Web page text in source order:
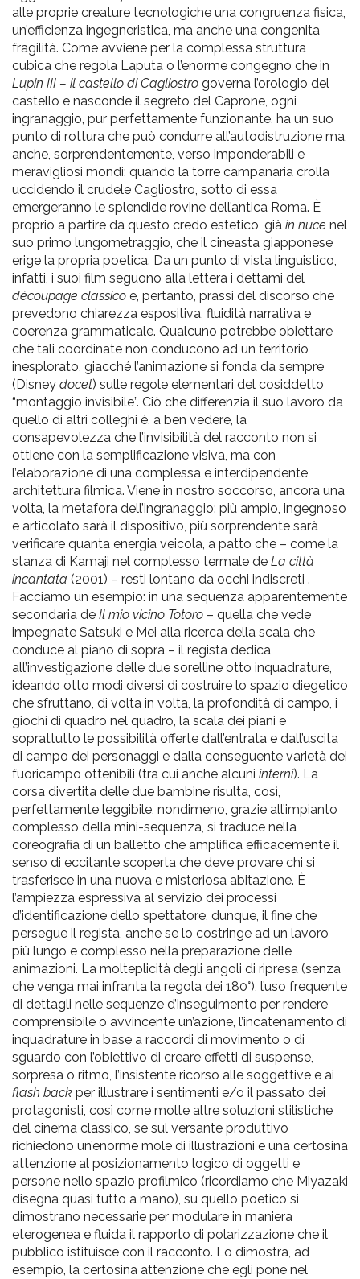
alle proprie creature tecnologiche una congruenza fisica,
un’efficienza ingegneristica, ma anche una congenita
fragilità. Come avviene per la complessa struttura
cubica che regola Laputa o l’enorme congegno che in
Lupin III – il castello di Cagliostro governa l’orologio del
castello e nasconde il segreto del Caprone, ogni
ingranaggio, pur perfettamente funzionante, ha un suo
punto di rottura che può condurre all’autodistruzione ma,
anche, sorprendentemente, verso imponderabili e
meravigliosi mondi: quando la torre campanaria crolla
uccidendo il crudele Cagliostro, sotto di essa
emergeranno le splendide rovine dell’antica Roma. È
proprio a partire da questo credo estetico, già in nuce nel
suo primo lungometraggio, che il cineasta giapponese
erige la propria poetica. Da un punto di vista linguistico,
infatti, i suoi film seguono alla lettera i dettami del
découpage classico e, pertanto, prassi del discorso che
prevedono chiarezza espositiva, fluidità narrativa e
coerenza grammaticale. Qualcuno potrebbe obiettare
che tali coordinate non conducono ad un territorio
inesplorato, giacché l’animazione si fonda da sempre
(Disney docet) sulle regole elementari del cosiddetto
“montaggio invisibile”. Ciò che differenzia il suo lavoro da
quello di altri colleghi è, a ben vedere, la
consapevolezza che l’invisibilità del racconto non si
ottiene con la semplificazione visiva, ma con
l’elaborazione di una complessa e interdipendente
architettura filmica. Viene in nostro soccorso, ancora una
volta, la metafora dell’ingranaggio: più ampio, ingegnoso
e articolato sarà il dispositivo, più sorprendente sarà
verificare quanta energia veicola, a patto che – come la
stanza di Kamaji nel complesso termale de La città
incantata (2001) – resti lontano da occhi indiscreti .
Facciamo un esempio: in una sequenza apparentemente
secondaria de Il mio vicino Totoro – quella che vede
impegnate Satsuki e Mei alla ricerca della scala che
conduce al piano di sopra – il regista dedica
all’investigazione delle due sorelline otto inquadrature,
ideando otto modi diversi di costruire lo spazio diegetico
che sfruttano, di volta in volta, la profondità di campo, i
giochi di quadro nel quadro, la scala dei piani e
soprattutto le possibilità offerte dall’entrata e dall’uscita
di campo dei personaggi e dalla conseguente varietà dei
fuoricampo ottenibili (tra cui anche alcuni interni). La
corsa divertita delle due bambine risulta, così,
perfettamente leggibile, nondimeno, grazie all’impianto
complesso della mini-sequenza, si traduce nella
coreografia di un balletto che amplifica efficacemente il
senso di eccitante scoperta che deve provare chi si
trasferisce in una nuova e misteriosa abitazione. È
l’ampiezza espressiva al servizio dei processi
d’identificazione dello spettatore, dunque, il fine che
persegue il regista, anche se lo costringe ad un lavoro
più lungo e complesso nella preparazione delle
animazioni. La molteplicità degli angoli di ripresa (senza
che venga mai infranta la regola dei 180°), l’uso frequente
di dettagli nelle sequenze d’inseguimento per rendere
comprensibile o avvincente un’azione, l’incatenamento di
inquadrature in base a raccordi di movimento o di
sguardo con l’obiettivo di creare effetti di suspense,
sorpresa o ritmo, l’insistente ricorso alle soggettive e ai
flash back per illustrare i sentimenti e/o il passato dei
protagonisti, così come molte altre soluzioni stilistiche
del cinema classico, se sul versante produttivo
richiedono un’enorme mole di illustrazioni e una certosina
attenzione al posizionamento logico di oggetti e
persone nello spazio profilmico (ricordiamo che Miyazaki
disegna quasi tutto a mano), su quello poetico si
dimostrano necessarie per modulare in maniera
eterogenea e fluida il rapporto di polarizzazione che il
pubblico istituisce con il racconto. Lo dimostra, ad
esempio, la certosina attenzione che egli pone nel